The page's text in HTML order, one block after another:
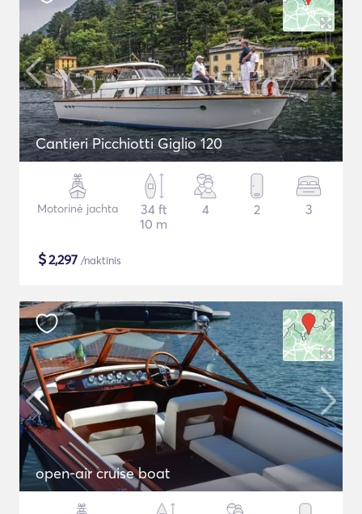
Cantieri Picchiotti Giglio 120
Motorinė jachta
34 ft
10 m
4 2 3
$2,297 /naktinis
open-air cruise boat